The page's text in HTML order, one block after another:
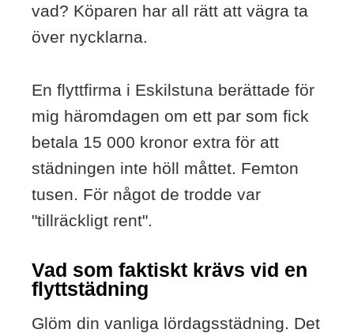
vad? Köparen har all rätt att vägra ta
över nycklarna.
En flyttfirma i Eskilstuna berättade för
mig häromdagen om ett par som fick
betala 15 000 kronor extra för att
städningen inte höll måttet. Femton
tusen. För något de trodde var
"tillräckligt rent".
Vad som faktiskt krävs vid en
flyttstädning
Glöm din vanliga lördagsstädning. Det